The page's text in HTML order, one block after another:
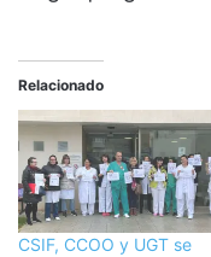
Relacionado
CSIF, CCOO y UGT se